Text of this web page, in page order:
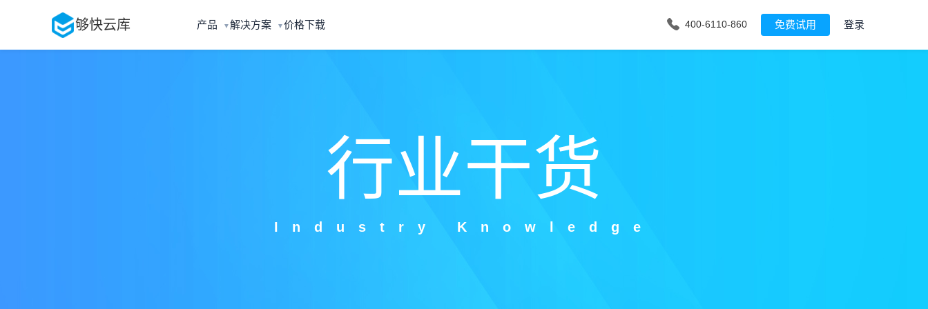
够快云库 产品 ▼解决方案 ▼价格下载 400-6110-860 免费试用 登录
行业干货
Industry Knowledge